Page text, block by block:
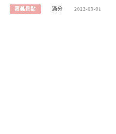
嘉義景點 滿分 2022-09-01